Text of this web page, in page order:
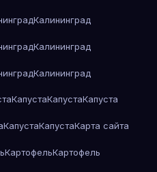
Калининград
Калининград
Калининград
КапустаКапустаКапуста
КапустаКапустаКарта сайта
КартофельКартофель